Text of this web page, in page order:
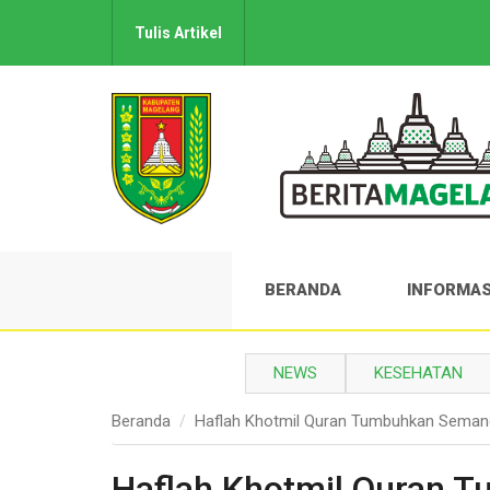
Tulis Artikel
BERANDA
NEWS KESEHATAN
Beranda Haflah Khotmil Quran Tumbuhkan